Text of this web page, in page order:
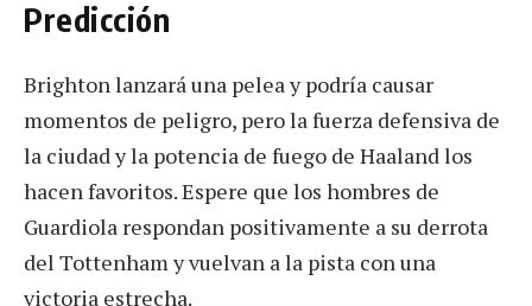
Predicción
Brighton lanzará una pelea y podría causar
momentos de peligro, pero la fuerza defensiva de
la ciudad y la potencia de fuego de Haaland los
hacen favoritos. Espere que los hombres de
Guardiola respondan positivamente a su derrota
del Tottenham y vuelvan a la pista con una
victoria estrecha.